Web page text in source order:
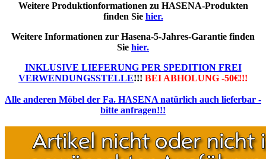
Weitere Produktionformationen zu HASENA-Produkten
finden Sie hier.
Weitere Informationen zur Hasena-5-Jahres-Garantie finden
Sie hier.
INKLUSIVE LIEFERUNG PER SPEDITION FREI
VERWENDUNGSSTELLE!!! BEI ABHOLUNG -50€!!!
Alle anderen Möbel der Fa. HASENA natürlich auch lieferbar -
bitte anfragen!!!